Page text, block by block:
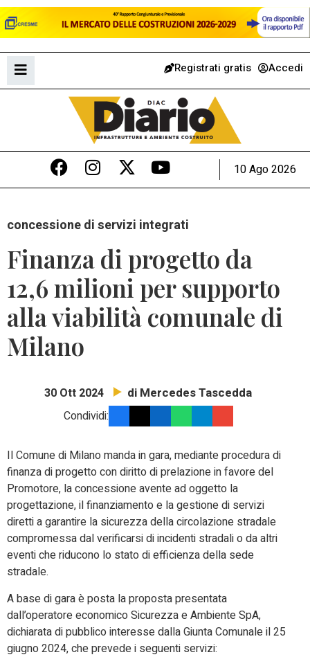
Registrati gratis Accedi
10 Ago 2026
concessione di servizi integrati
Finanza di progetto da
12,6 milioni per supporto
alla viabilità comunale di
Milano
30 Ott 2024 di Mercedes Tascedda
Condividi:
Il Comune di Milano manda in gara, mediante procedura di
finanza di progetto con diritto di prelazione in favore del
Promotore, la concessione avente ad oggetto la
progettazione, il finanziamento e la gestione di servizi
diretti a garantire la sicurezza della circolazione stradale
compromessa dal verificarsi di incidenti stradali o da altri
eventi che riducono lo stato di efficienza della sede
stradale.
A base di gara è posta la proposta presentata
dall’operatore economico Sicurezza e Ambiente SpA,
dichiarata di pubblico interesse dalla Giunta Comunale il 25
giugno 2024, che prevede i seguenti servizi: